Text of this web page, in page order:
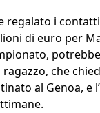
regalato i
di euro per
che
al Genoa,